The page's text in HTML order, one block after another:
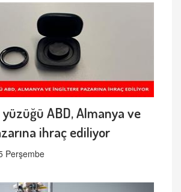
yüzüğü ABD, Almanya ve
ihraç ediliyor
Perşembe